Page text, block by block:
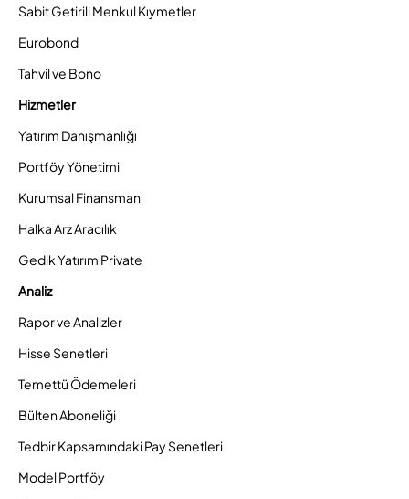
Sabit Getirili Menkul Kıymetler
Eurobond
Tahvil ve Bono
Hizmetler
Yatırım Danışmanlığı
Portföy Yönetimi
Kurumsal Finansman
Halka Arz Aracılık
Gedik Yatırım Private
Analiz
Rapor ve Analizler
Hisse Senetleri
Temettü Ödemeleri
Bülten Aboneliği
Tedbir Kapsamındaki Pay Senetleri
Model Portföy